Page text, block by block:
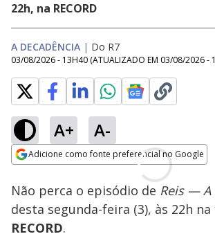
22h, na RECORD
A DECADÊNCIA | Do R7
03/08/2026 - 13H40 (ATUALIZADO EM 03/08/2026 -
A+ A-
Adicione como fonte preferencial no Google
Não perca o episódio de Reis — A
desta segunda-feira (3), às 22h
RECORD.